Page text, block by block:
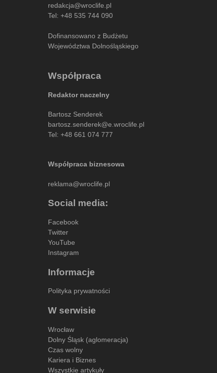
redakcja@wroclife.pl
Tel: +48 535 744 090
Dofinansowano z Budżetu
Województwa Dolnośląskiego
Współpraca
Redaktor naczelny
Bartosz Senderek
bartosz.senderek@e.wroclife.pl
Tel: +48 661 074 777
Współpraca biznesowa
reklama@wroclife.pl
Social media:
Facebook
Twitter
YouTube
Instagram
Informacje
Polityka prywatności
W serwisie
Wrocław
Dolny Śląsk (aglomeracja)
Czas wolny
Kariera i Biznes
Wszystkie artykuły